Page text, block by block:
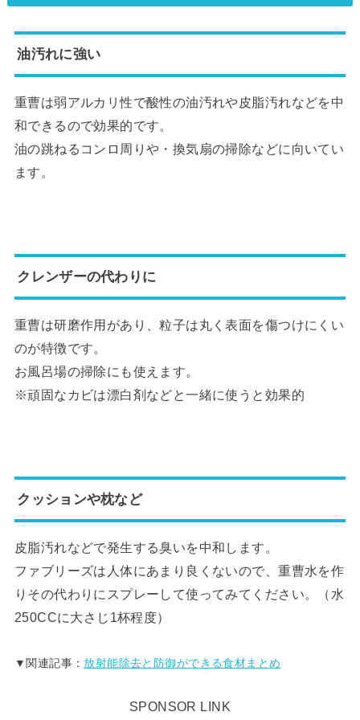
油汚れに強い
重曹は弱アルカリ性で酸性の油汚れや皮脂汚れなどを中
和できるので効果的です。
油の跳ねるコンロ周りや・換気扇の掃除などに向いてい
ます。
クレンザーの代わりに
重曹は研磨作用があり、粒子は丸く表面を傷つけにくい
のが特徴です。
お風呂場の掃除にも使えます。
※頑固なカビは漂白剤などと一緒に使うと効果的
クッションや枕など
皮脂汚れなどで発生する臭いを中和します。
ファブリーズは人体にあまり良くないので、重曹水を作
りその代わりにスプレーして使ってみてください。（水
250CCに大さじ1杯程度）
▼関連記事：放射能除去と防御ができる食材まとめ
SPONSOR LINK